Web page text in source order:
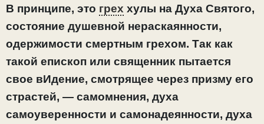
В принципе, это грех хулы на Духа Святого,
состояние душевной нераскаянности,
одержимости смертным грехом. Так как
такой епископ или священник пытается
свое вИдение, смотрящее через призму его
страстей, — самомнения, духа
самоуверенности и самонадеянности, духа